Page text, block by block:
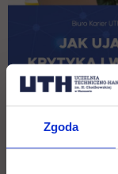
Zgoda